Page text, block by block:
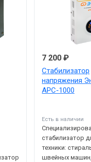
7 200 ₽
Стабилизатор
напряжения
АРС-1000
Есть в наличии
стабилизатор
техники:
швейных машин,